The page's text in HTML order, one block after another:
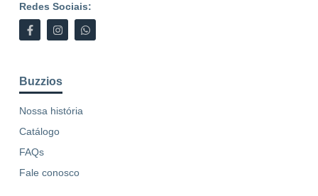
Redes Sociais:
Buzzios
Nossa história
Catálogo
FAQs
Fale conosco